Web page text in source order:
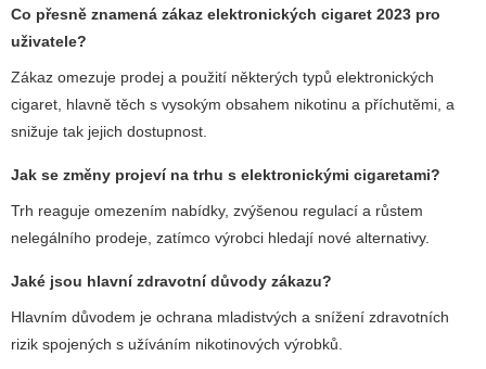
Co přesně znamená zákaz elektronických cigaret 2023 pro
uživatele?
Zákaz omezuje prodej a použití některých typů elektronických
cigaret, hlavně těch s vysokým obsahem nikotinu a příchutěmi, a
snižuje tak jejich dostupnost.
Jak se změny projeví na trhu s elektronickými cigaretami?
Trh reaguje omezením nabídky, zvýšenou regulací a růstem
nelegálního prodeje, zatímco výrobci hledají nové alternativy.
Jaké jsou hlavní zdravotní důvody zákazu?
Hlavním důvodem je ochrana mladistvých a snížení zdravotních
rizik spojených s užíváním nikotinových výrobků.